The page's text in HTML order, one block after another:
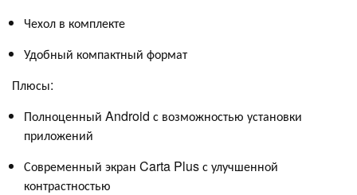
Чехол в комплекте
Удобный компактный формат
Плюсы:
Полноценный Android с возможностью установки
приложений
Современный экран Carta Plus с улучшенной
контрастностью